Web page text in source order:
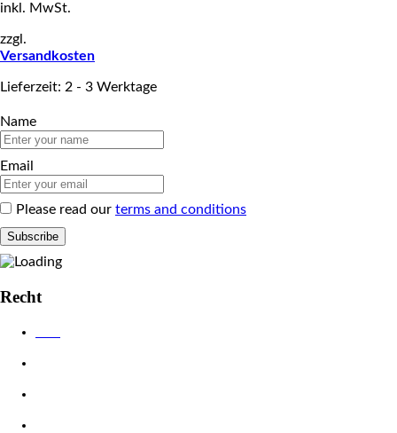
inkl. MwSt.
zzgl.
Versandkosten
Lieferzeit: 2 - 3 Werktage
Name
Email
Please read our terms and conditions
Recht